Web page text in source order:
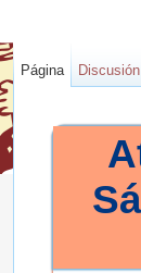
Página Discusión